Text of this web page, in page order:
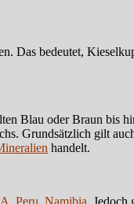
Das bedeutet,
Blau oder Braun bis
Grundsätzlich gilt
handelt.